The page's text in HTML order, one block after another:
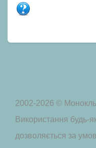
2002-2026 ©
Використання будь-
дозволяється за